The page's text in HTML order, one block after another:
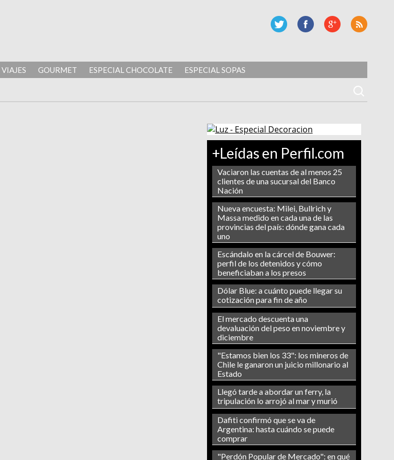
VIAJES GOURMET ESPECIAL CHOCOLATE ESPECIAL SOPAS
+Leídas en Perfil.com
Vaciaron las cuentas de al menos 25
clientes de una sucursal del Banco
Nación
Nueva encuesta: Milei, Bullrich y
Massa medido en cada una de las
provincias del país: dónde gana cada
uno
Escándalo en la cárcel de Bouwer:
perfil de los detenidos y cómo
beneficiaban a los presos
Dólar Blue: a cuánto puede llegar su
cotización para fin de año
El mercado descuenta una
devaluación del peso en noviembre y
diciembre
"Estamos bien los 33": los mineros de
Chile le ganaron un juicio millonario al
Estado
Llegó tarde a abordar un ferry, la
tripulación lo arrojó al mar y murió
Dafiti confirmó que se va de
Argentina: hasta cuándo se puede
comprar
"Perdón Popular de Mercado": en qué